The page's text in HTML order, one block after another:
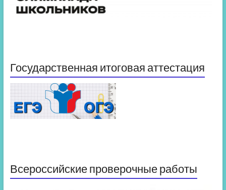
Государственная итоговая аттестация
Всероссийские проверочные работы